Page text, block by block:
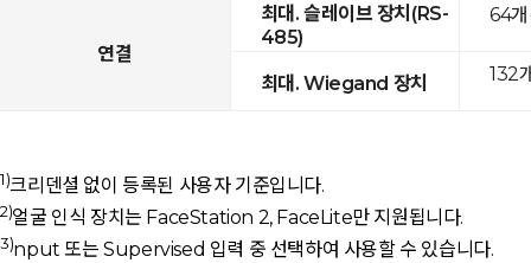
연결
최대. 슬레이브 장치(RS-
485)
최대. Wiegand 장치
64개
132
1)크리덴셜 없이 등록된 사용자 기준입니다.
2)얼굴 인식 장치는 FaceStation 2, FaceLite만 지원됩니다.
3)nput 또는 Supervised 입력 중 선택하여 사용할 수 있습니다.